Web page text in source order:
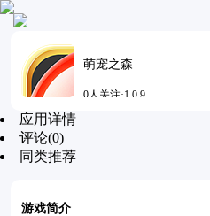
萌宠之森
0人关注·1.0.9
应用详情
评论(0)
同类推荐
游戏简介